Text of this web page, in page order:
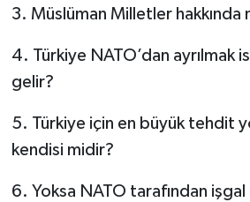
3. Müslüman Milletler hakkında
4. Türkiye NATO’dan ayrılmak
gelir?
5. Türkiye için en büyük tehdit
kendisi midir?
6. Yoksa NATO tarafından